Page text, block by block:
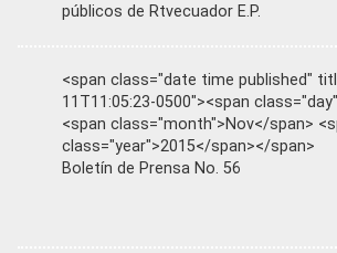
públicos de Rtvecuador E.P.
<span class="date time published"
11T11:05:23-0500"><span
<span class="month">Nov</span>
class="year">2015</span></span>
Boletín de Prensa No. 56